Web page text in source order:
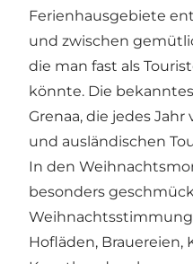
Ferienhausgebiete
und zwischen
die man fast als
könnte. Die
Grenaa, die jedes
und ausländischen
In den
besonders
Hofläden, Brauereien,